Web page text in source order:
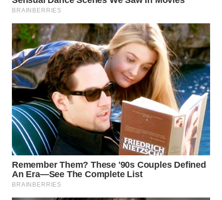
WN
WN
LABUHANBATU
WN
TAPANULI
TENGAH
WN DELI
SERDANG
WN
TEBING
TINGGI